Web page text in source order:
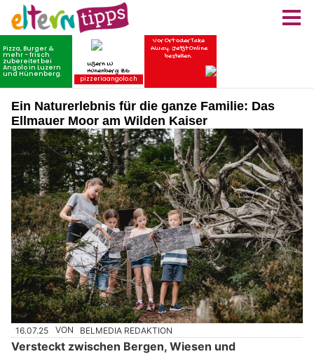
Ein Naturerlebnis für die ganze Familie: Das
Ellmauer Moor am Wilden Kaiser
16.07.25 VON BELMEDIA REDAKTION
Versteckt zwischen Bergen, Wiesen und